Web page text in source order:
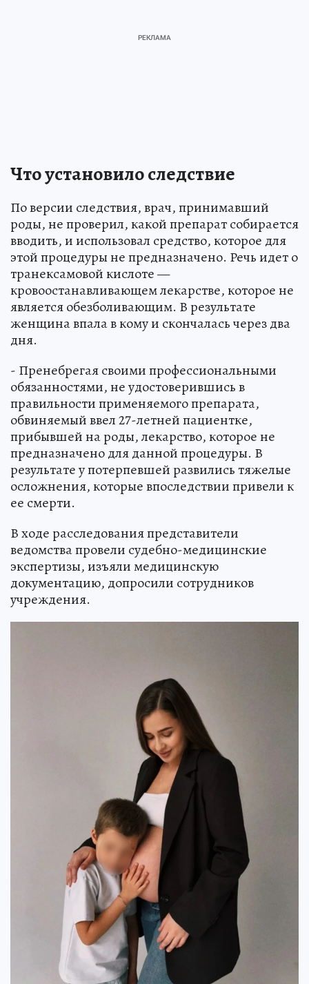
Что установило следствие
По версии следствия, врач, принимавший
роды, не проверил, какой препарат собирается
вводить, и использовал средство, которое для
этой процедуры не предназначено. Речь идет о
транексамовой кислоте —
кровоостанавливающем лекарстве, которое не
является обезболивающим. В результате
женщина впала в кому и скончалась через два
дня.
- Пренебрегая своими профессиональными
обязанностями, не удостоверившись в
правильности применяемого препарата,
обвиняемый ввел 27-летней пациентке,
прибывшей на роды, лекарство, которое не
предназначено для данной процедуры. В
результате у потерпевшей развились тяжелые
осложнения, которые впоследствии привели к
ее смерти.
В ходе расследования представители
ведомства провели судебно-медицинские
экспертизы, изъяли медицинскую
документацию, допросили сотрудников
учреждения.